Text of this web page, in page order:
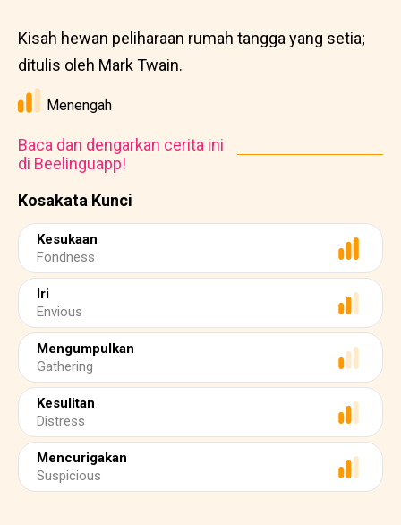
Kosakata Kunci
Kesukaan
Fondness
Iri
Envious
Mengumpulkan
Gathering
Kesulitan
Distress
Mencurigakan
Suspicious
Kisah hewan peliharaan rumah tangga yang setia;
ditulis oleh Mark Twain.
Menengah
Baca dan dengarkan cerita ini
di Beelinguapp!